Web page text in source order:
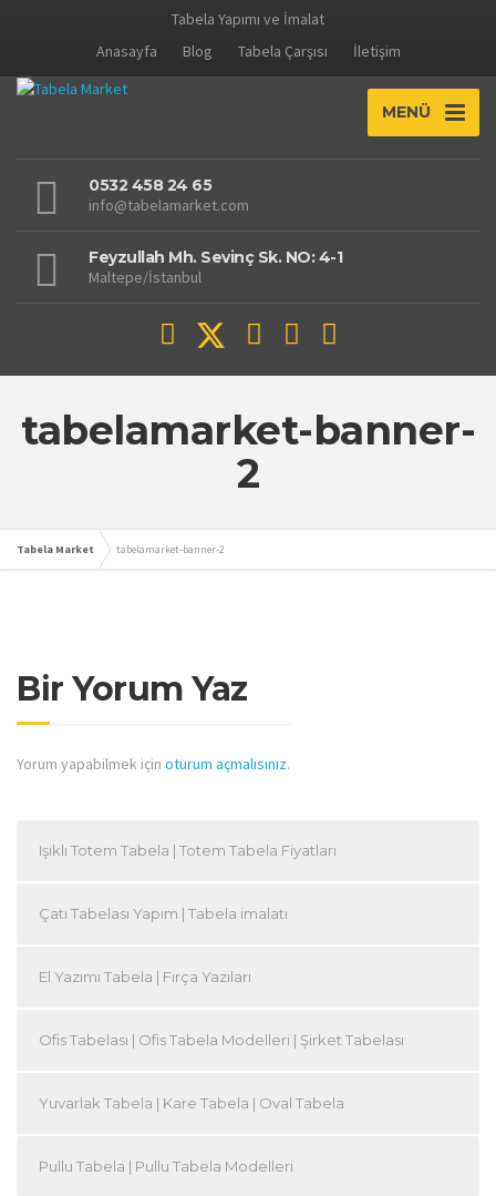
Tabela Yapımı ve İmalat
Anasayfa
Blog Tabela Çarşısı İletişim
MENÜ
0532 458 24 65
info@tabelamarket.com
Feyzullah Mh. Sevinç Sk. NO: 4-1
Maltepe/İstanbul
tabelamarket-banner-
2
Tabela Market tabelamarket-banner-2
Bir Yorum Yaz
Yorum yapabilmek için oturum açmalısınız.
Işıklı Totem Tabela | Totem Tabela Fiyatları
Çatı Tabelası Yapım | Tabela imalatı
El Yazımı Tabela | Fırça Yazıları
Ofis Tabelası | Ofis Tabela Modelleri | Şirket Tabelası
Yuvarlak Tabela | Kare Tabela | Oval Tabela
Pullu Tabela | Pullu Tabela Modelleri